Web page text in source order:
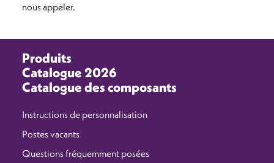
nous appeler.
Produits
Catalogue 2026
Catalogue des composants
Instructions de personnalisation
Postes vacants
Questions fréquemment posées